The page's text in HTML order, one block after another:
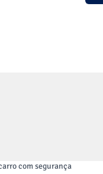
com segurança